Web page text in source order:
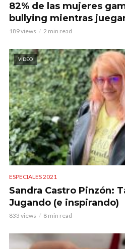
82% de las mujeres
bullying mientras
189 views 2 min read
VIDEO
ESPECIALES 2021
Sandra Castro Pinzón:
Jugando (e inspirando)
833 views 8 min read